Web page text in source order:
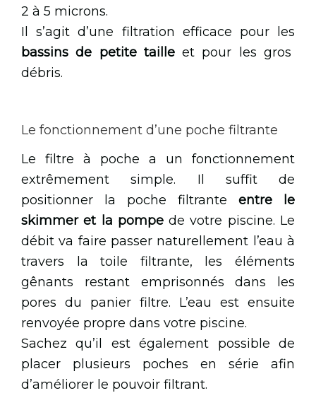
2 à 5 microns.
Il s’agit d’une filtration efficace pour les
bassins de petite taille et pour les gros
débris.
Le fonctionnement d’une poche filtrante
Le filtre à poche a un fonctionnement
extrêmement simple. Il suffit de
positionner la poche filtrante entre le
skimmer et la pompede votre piscine. Le
débit va faire passer naturellement l’eau à
travers la toile filtrante, les éléments
gênants restant emprisonnés dans les
pores du panier filtre. L’eau est ensuite
renvoyée propre dans votre piscine.
Sachez qu’il est également possible de
placer plusieurs poches en série afin
d’améliorer le pouvoir filtrant.